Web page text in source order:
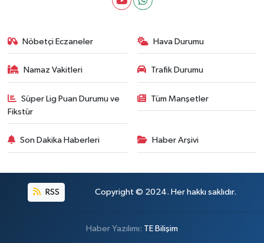
Nöbetçi Eczaneler Hava Durumu
Namaz Vakitleri Trafik Durumu
Süper Lig Puan Durumu ve
Fikstür
Tüm Manşetler
Son Dakika Haberleri Haber Arşivi
RSS Copyright © 2024. Her hakkı saklıdır.
Haber Yazılımı: TE Bilişim